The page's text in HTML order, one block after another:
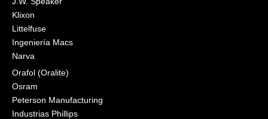
Klixon
Littelfuse
Ingeniería Macs
Narva
Orafol (Oralite)
Osram
Peterson Manufacturing
Industrias Phillips